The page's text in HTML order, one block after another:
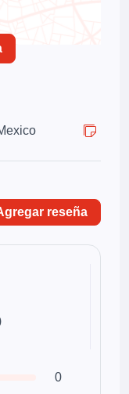
reseña
0